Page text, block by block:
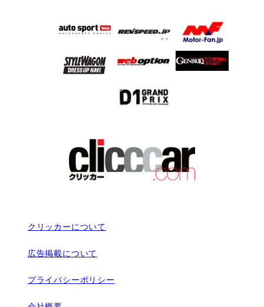
クリッカーについて
広告掲載について
プライバシーポリシー